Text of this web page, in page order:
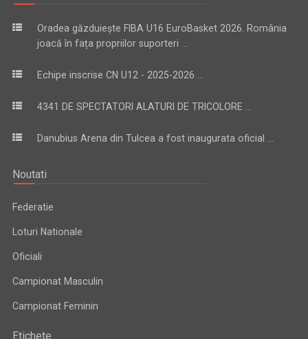
Oradea găzduiește FIBA U16 EuroBasket 2026. România
joacă în fața propriilor suporteri ...
Echipe inscrise CN U12 - 2025-2026 ...
4341 DE SPECTATORI ALATURI DE TRICOLORE ...
Danubius Arena din Tulcea a fost inaugurata oficial ...
Noutati
Federatie
Loturi Nationale
Oficiali
Campionat Masculin
Campionat Feminin
Etichete